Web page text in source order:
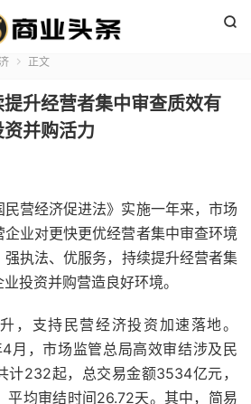

 正文
升经营者集中审查质效有
并购活力
民营经济促进法》实施一年来， 市场
企业对更快更优经营者集中审查环境
强执法、优服务，持续提升经营者集
业投资并购营造良好环境。
，支持民营经济投资加速落地。
月，市场 监管总局高效审结涉及民
计232起，总交易金额3534亿元，
平均审结时间26.72天。其中，简易